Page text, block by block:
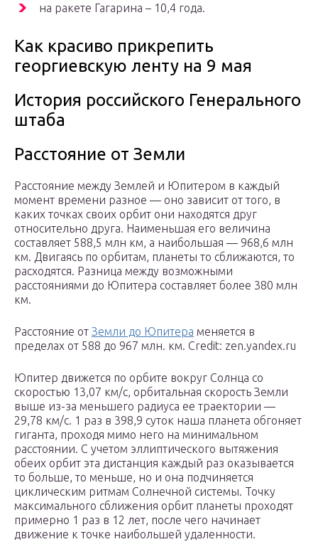
на ракете Гагарина – 10,4 года.
Как красиво прикрепить
георгиевскую ленту на 9 мая
История российского Генерального
штаба
Расстояние от Земли
Расстояние между Землей и Юпитером в каждый
момент времени разное — оно зависит от того, в
каких точках своих орбит они находятся друг
относительно друга. Наименьшая его величина
составляет 588,5 млн км, а наибольшая — 968,6 млн
км. Двигаясь по орбитам, планеты то сближаются, то
расходятся. Разница между возможными
расстояниями до Юпитера составляет более 380 млн
км.
Расстояние от Земли до Юпитера меняется в
пределах от 588 до 967 млн. км. Credit: zen.yandex.ru
Юпитер движется по орбите вокруг Солнца со
скоростью 13,07 км/с, орбитальная скорость Земли
выше из-за меньшего радиуса ее траектории —
29,78 км/с. 1 раз в 398,9 суток наша планета обгоняет
гиганта, проходя мимо него на минимальном
расстоянии. С учетом эллиптического вытяжения
обеих орбит эта дистанция каждый раз оказывается
то больше, то меньше, но и она подчиняется
циклическим ритмам Солнечной системы. Точку
максимального сближения орбит планеты проходят
примерно 1 раз в 12 лет, после чего начинает
движение к точке наибольшей удаленности.